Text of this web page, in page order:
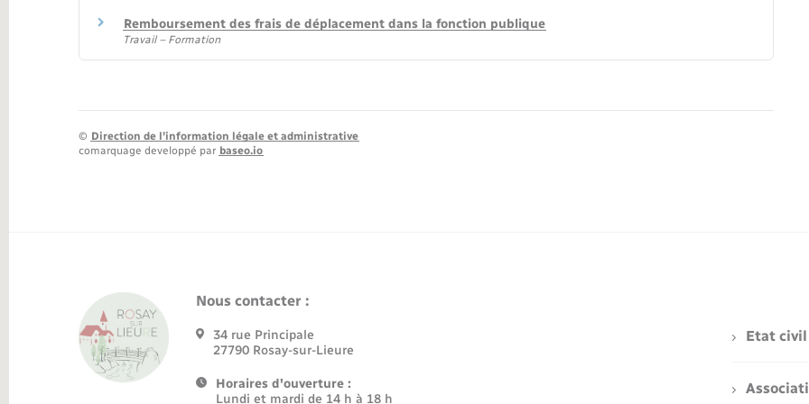
Remboursement des frais de déplacement dans la fonction publique
Travail – Formation
© Direction de l’information légale et administrative
comarquage developpé par baseo.io
Nous contacter :
34 rue Principale
27790 Rosay-sur-Lieure
Horaires d'ouverture :
Lundi et mardi de 14 h à 18 h
Etat civil